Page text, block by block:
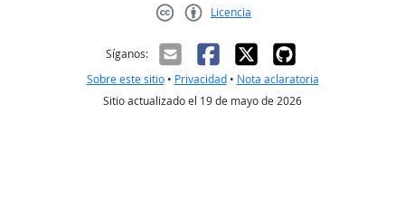
Licencia
Síganos:
Sobre este sitio• Privacidad• Nota aclaratoria
Sitio actualizado el 19 de mayo de 2026